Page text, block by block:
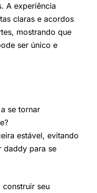
A experiência
claras e acordos
mostrando que
ser único e
se tornar
estável, evitando
daddy para se
construir seu